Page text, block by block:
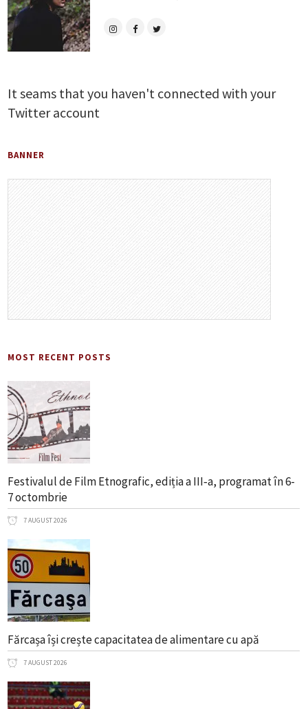
It seams that you haven't connected with your
Twitter account
BANNER
MOST RECENT POSTS
Festivalul de Film Etnografic, ediția a III‑a, programat în 6-
7 octombrie
7 AUGUST 2026
Fărcașa își crește capacitatea de alimentare cu apă
7 AUGUST 2026